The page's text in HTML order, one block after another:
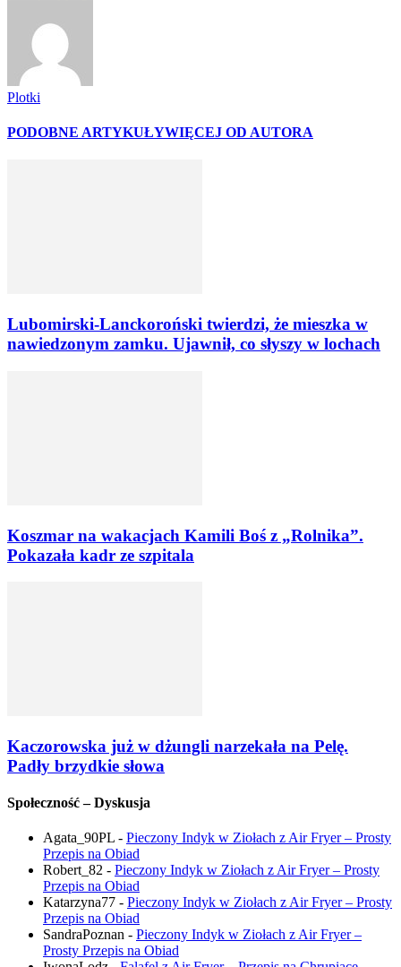
Plotki
PODOBNE ARTYKUŁYWIĘCEJ OD AUTORA
Lubomirski-Lanckoroński twierdzi, że mieszka w
nawiedzonym zamku. Ujawnił, co słyszy w lochach
Koszmar na wakacjach Kamili Boś z „Rolnika”.
Pokazała kadr ze szpitala
Kaczorowska już w dżungli narzekała na Pelę.
Padły brzydkie słowa
Społeczność – Dyskusja
Agata_90PL - Pieczony Indyk w Ziołach z Air Fryer – Prosty
Przepis na Obiad
Robert_82 - Pieczony Indyk w Ziołach z Air Fryer – Prosty
Przepis na Obiad
Katarzyna77 - Pieczony Indyk w Ziołach z Air Fryer – Prosty
Przepis na Obiad
SandraPoznan - Pieczony Indyk w Ziołach z Air Fryer –
Prosty Przepis na Obiad